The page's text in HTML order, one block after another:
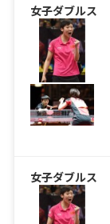
女子ダブルス
女子ダブルス